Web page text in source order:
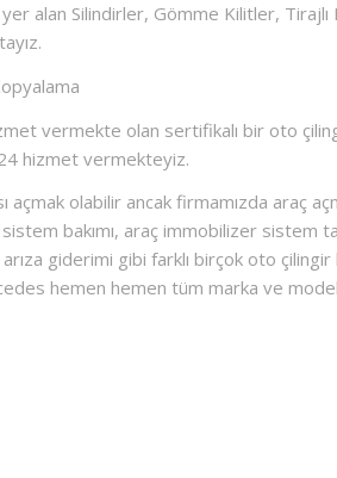
alan Silindirler, Gömme Kilitler, Tirajlı
vermekte olan sertifikalı bir oto
hizmet vermekteyiz.
açmak olabilir ancak firmamızda araç
bakımı, araç immobilizer sistem
giderimi gibi farklı birçok oto çilingir
hemen hemen tüm marka ve